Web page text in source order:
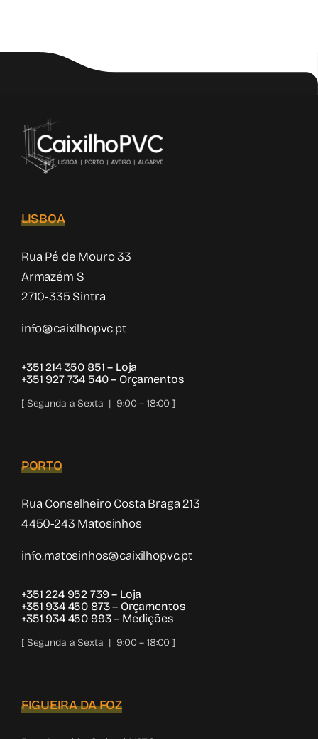
LISBOA
Rua Pé de Mouro 33
Armazém S
2710-335 Sintra
info@caixilhopvc.pt
+351 214 350 851 – Loja
+351 927 734 540– Orçamentos
[ Segunda a Sexta | 9:00 – 18:00 ]
PORTO
Rua Conselheiro Costa Braga 213
4450-243 Matosinhos
info.matosinhos@caixilhopvc.pt
+351 224 952 739– Loja
+351 934 450 873– Orçamentos
+351 934 450 993– Medições
[ Segunda a Sexta | 9:00 – 18:00 ]
FIGUEIRA DA FOZ